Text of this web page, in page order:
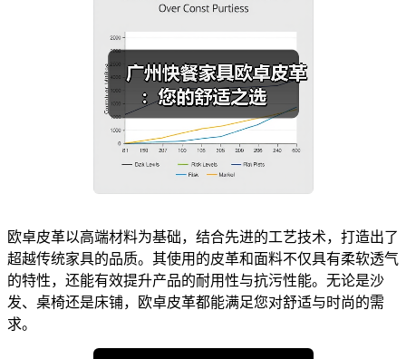
欧卓皮革以高端材料为基础，结合先进的工艺技术，打造出了
超越传统家具的品质。其使用的皮革和面料不仅具有柔软透气
的特性，还能有效提升产品的耐用性与抗污性能。无论是沙
发、桌椅还是床铺，欧卓皮革都能满足您对舒适与时尚的需
求。